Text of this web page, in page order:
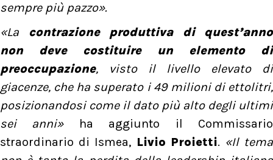
sempre più pazzo».
«La
contrazione produttiva di quest’anno
non deve costituire un elemento di
preoccupazione, visto il livello elevato di
giacenze, che ha superato i 49 milioni di ettolitri,
posizionandosi come il dato più alto degli ultimi
sei anni»ha aggiunto il Commissario
straordinario di Ismea, Livio Proietti. «Il tema